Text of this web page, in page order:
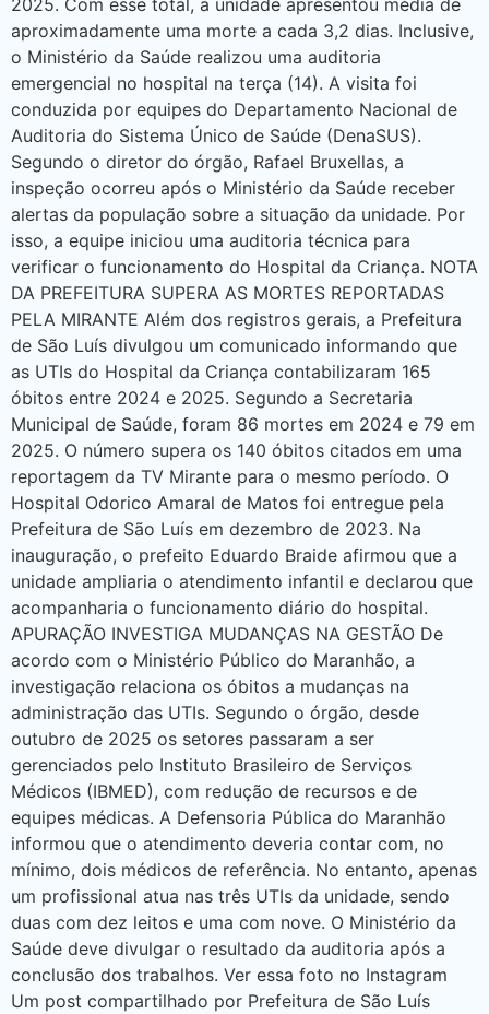
aproximadamente uma morte a cada 3,2 dias. Inclusive,
o Ministério da Saúde realizou uma auditoria
emergencial no hospital na terça (14). A visita foi
conduzida por equipes do Departamento Nacional de
Auditoria do Sistema Único de Saúde (DenaSUS).
Segundo o diretor do órgão, Rafael Bruxellas, a
inspeção ocorreu após o Ministério da Saúde receber
alertas da população sobre a situação da unidade. Por
isso, a equipe iniciou uma auditoria técnica para
verificar o funcionamento do Hospital da Criança. NOTA
DA PREFEITURA SUPERA AS MORTES REPORTADAS
PELA MIRANTE Além dos registros gerais, a Prefeitura
de São Luís divulgou um comunicado informando que
as UTIs do Hospital da Criança contabilizaram 165
óbitos entre 2024 e 2025. Segundo a Secretaria
Municipal de Saúde, foram 86 mortes em 2024 e 79 em
2025. O número supera os 140 óbitos citados em uma
reportagem da TV Mirante para o mesmo período. O
Hospital Odorico Amaral de Matos foi entregue pela
Prefeitura de São Luís em dezembro de 2023. Na
inauguração, o prefeito Eduardo Braide afirmou que a
unidade ampliaria o atendimento infantil e declarou que
acompanharia o funcionamento diário do hospital.
APURAÇÃO INVESTIGA MUDANÇAS NA GESTÃO De
acordo com o Ministério Público do Maranhão, a
investigação relaciona os óbitos a mudanças na
administração das UTIs. Segundo o órgão, desde
outubro de 2025 os setores passaram a ser
gerenciados pelo Instituto Brasileiro de Serviços
Médicos (IBMED), com redução de recursos e de
equipes médicas. A Defensoria Pública do Maranhão
informou que o atendimento deveria contar com, no
mínimo, dois médicos de referência. No entanto, apenas
um profissional atua nas três UTIs da unidade, sendo
duas com dez leitos e uma com nove. O Ministério da
Saúde deve divulgar o resultado da auditoria após a
conclusão dos trabalhos. Ver essa foto no Instagram
Um post compartilhado por Prefeitura de São Luís